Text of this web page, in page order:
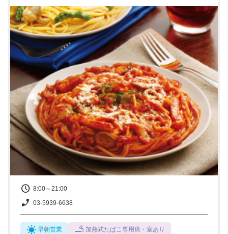
8:00～21:00
03-5939-6638
早朝営業 加熱式たばこ専用席・室あり